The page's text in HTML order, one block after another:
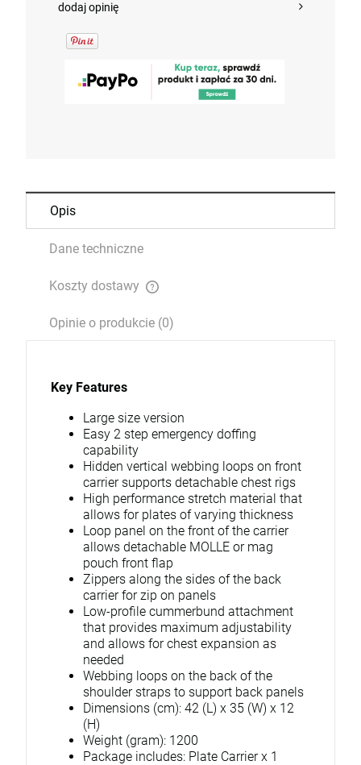
dodaj opinię
Opis
Dane techniczne
Koszty dostawy
Opinie o produkcie (0)
Key Features
Large size version
Easy 2 step emergency doffing
capability
Hidden vertical webbing loops on front
carrier supports detachable chest rigs
High performance stretch material that
allows for plates of varying thickness
Loop panel on the front of the carrier
allows detachable MOLLE or mag
pouch front flap
Zippers along the sides of the back
carrier for zip on panels
Low-profile cummerbund attachment
that provides maximum adjustability
and allows for chest expansion as
needed
Webbing loops on the back of the
shoulder straps to support back panels
Dimensions (cm): 42 (L) x 35 (W) x 12
(H)
Weight (gram): 1200
Package includes: Plate Carrier x 1